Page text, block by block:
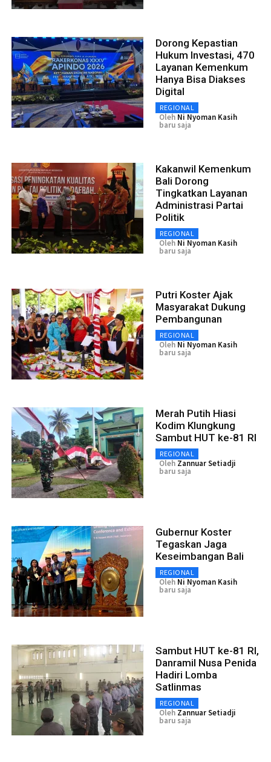
Dorong Kepastian
Hukum Investasi, 470
Layanan Kemenkum
Hanya Bisa Diakses
Digital
REGIONAL
Oleh Ni Nyoman Kasih
baru saja
Kakanwil Kemenkum
Bali Dorong
Tingkatkan Layanan
Administrasi Partai
Politik
REGIONAL
Oleh Ni Nyoman Kasih
baru saja
Putri Koster Ajak
Masyarakat Dukung
Pembangunan
REGIONAL
Oleh Ni Nyoman Kasih
baru saja
Merah Putih Hiasi
Kodim Klungkung
Sambut HUT ke-81 RI
REGIONAL
Oleh Zannuar Setiadji
baru saja
Gubernur Koster
Tegaskan Jaga
Keseimbangan Bali
REGIONAL
Oleh Ni Nyoman Kasih
baru saja
Sambut HUT ke-81 RI,
Danramil Nusa Penida
Hadiri Lomba
Satlinmas
REGIONAL
Oleh Zannuar Setiadji
baru saja